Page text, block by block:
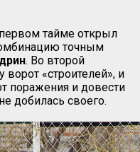
тайме открыл
точным
. Во второй
«строителей», и
поражения и довести
добилась своего.